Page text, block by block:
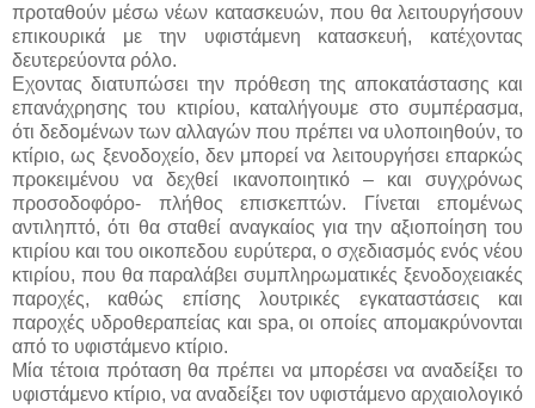
προταθούν μέσω νέων κατασκευών, που θα λειτουργήσουν
επικουρικά με την υφιστάμενη κατασκευή, κατέχοντας
δευτερεύοντα ρόλο.
Εχοντας διατυπώσει την πρόθεση της αποκατάστασης και
επανάχρησης του κτιρίου, καταλήγουμε στο συμπέρασμα,
ότι δεδομένων των αλλαγών που πρέπει να υλοποιηθούν, το
κτίριο, ως ξενοδοχείο, δεν μπορεί να λειτουργήσει επαρκώς
προκειμένου να δεχθεί ικανοποιητικό – και συγχρόνως
προσοδοφόρο- πλήθος επισκεπτών. Γίνεται επομένως
αντιληπτό, ότι θα σταθεί αναγκαίος για την αξιοποίηση του
κτιρίου και του οικοπεδου ευρύτερα, ο σχεδιασμός ενός νέου
κτιρίου, που θα παραλάβει συμπληρωματικές ξενοδοχειακές
παροχές, καθώς επίσης λουτρικές εγκαταστάσεις και
παροχές υδροθεραπείας και spa, οι οποίες απομακρύνονται
από το υφιστάμενο κτίριο.
Μία τέτοια πρόταση θα πρέπει να μπορέσει να αναδείξει το
υφιστάμενο κτίριο, να αναδείξει τον υφιστάμενο αρχαιολογικό